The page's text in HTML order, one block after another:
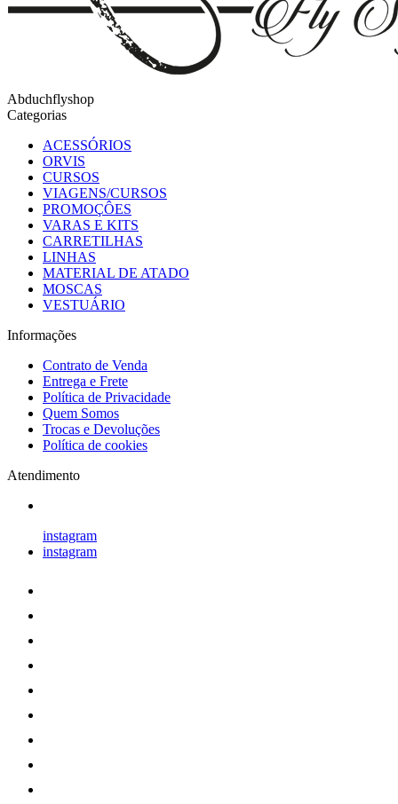
Abduchflyshop
Categorias
ACESSÓRIOS
ORVIS
CURSOS
VIAGENS/CURSOS
PROMOÇÔES
VARAS E KITS
CARRETILHAS
LINHAS
MATERIAL DE ATADO
MOSCAS
VESTUÁRIO
Informações
Contrato de Venda
Entrega e Frete
Política de Privacidade
Quem Somos
Trocas e Devoluções
Política de cookies
Atendimento
instagram
instagram